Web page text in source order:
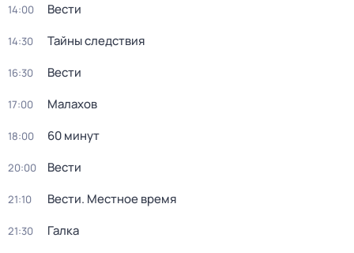
14:00 Вести
14:30 Тайны следствия
16:30 Вести
17:00 Малахов
18:00 60 минут
20:00 Вести
21:10 Вести. Местное время
21:30 Галка